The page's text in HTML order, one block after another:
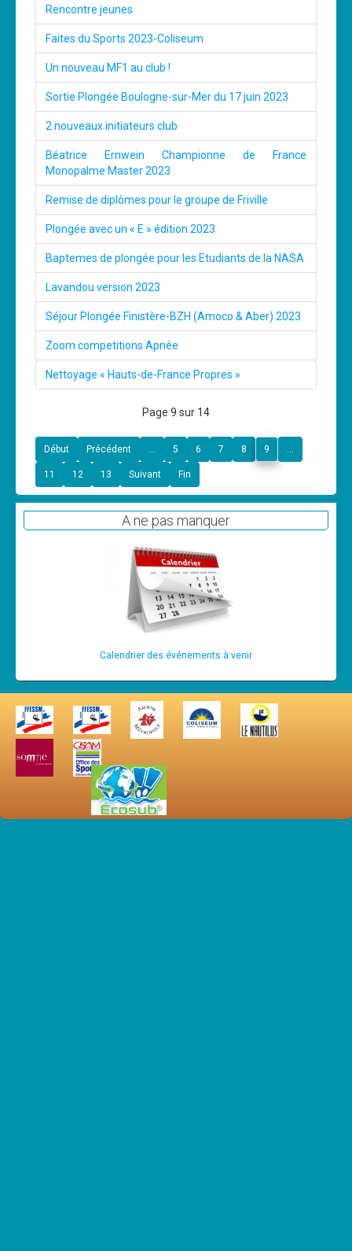
Rencontre jeunes
Faites du Sports 2023-Coliseum
Un nouveau MF1 au club !
Sortie Plongée Boulogne-sur-Mer du 17 juin 2023
2 nouveaux initiateurs club
Béatrice Ernwein Championne de France
Monopalme Master 2023
Remise de diplômes pour le groupe de Friville
Plongée avec un « E » édition 2023
Baptemes de plongée pour les Etudiants de la NASA
Lavandou version 2023
Séjour Plongée Finistère-BZH (Amoco & Aber) 2023
Zoom competitions Apnée
Nettoyage « Hauts-de-France Propres »
Page 9 sur 14
Début Précédent 5 6 7 8 9
11 12 13 Suivant Fin
A ne pas manquer
Calendrier des événements à venir